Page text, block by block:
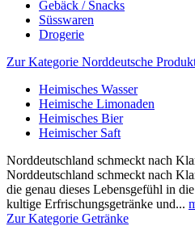
Gebäck / Snacks
Süsswaren
Drogerie
Zur Kategorie Norddeutsche
Heimisches Wasser
Heimische Limonaden
Heimisches Bier
Heimischer Saft
Norddeutschland schmeckt nach
Norddeutschland schmeckt nach
die genau dieses Lebensgefühl in
kultige Erfrischungsgetränke und...
Zur Kategorie Getränke